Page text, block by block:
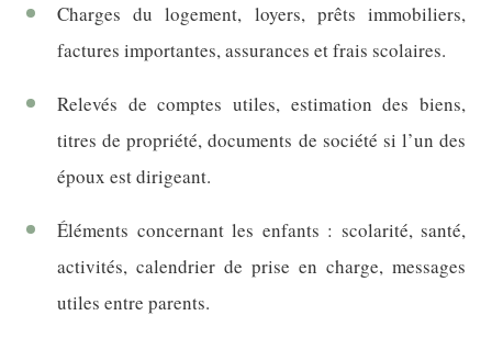
Charges du logement, loyers, prêts immobiliers,
factures importantes, assurances et frais scolaires.
Relevés de comptes utiles, estimation des biens,
titres de propriété, documents de société si l’un des
époux est dirigeant.
Éléments concernant les enfants : scolarité, santé,
activités, calendrier de prise en charge, messages
utiles entre parents.